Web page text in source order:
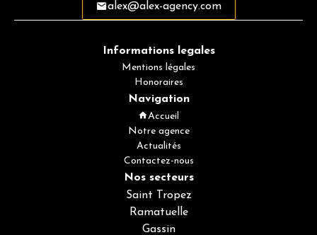
alex@alex-agency.com
Informations legales
Mentions légales
Honoraires
Navigation
Accueil
Notre agence
Actualités
Contactez-nous
Nos secteurs
Saint Tropez
Ramatuelle
Gassin